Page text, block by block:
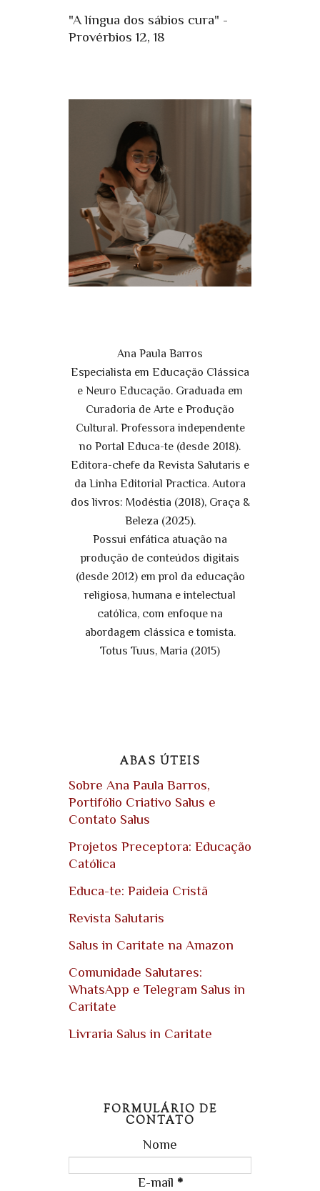
"A língua dos sábios cura" -
Provérbios 12, 18
Ana Paula Barros
Especialista em Educação Clássica
e Neuro Educação. Graduada em
Curadoria de Arte e Produção
Cultural. Professora independente
no Portal Educa-te (desde 2018).
Editora-chefe da Revista Salutaris e
da Linha Editorial Practica. Autora
dos livros: Modéstia (2018), Graça &
Beleza (2025).
Possui enfática atuação na
produção de conteúdos digitais
(desde 2012) em prol da educação
religiosa, humana e intelectual
católica, com enfoque na
abordagem clássica e tomista.
Totus Tuus, Maria (2015)
ABAS ÚTEIS
Sobre Ana Paula Barros,
Portifólio Criativo Salus e
Contato Salus
Projetos Preceptora: Educação
Católica
Educa-te: Paideia Cristã
Revista Salutaris
Salus in Caritate na Amazon
Comunidade Salutares:
WhatsApp e Telegram Salus in
Caritate
Livraria Salus in Caritate
FORMULÁRIO DE
CONTATO
Nome
E-mail *